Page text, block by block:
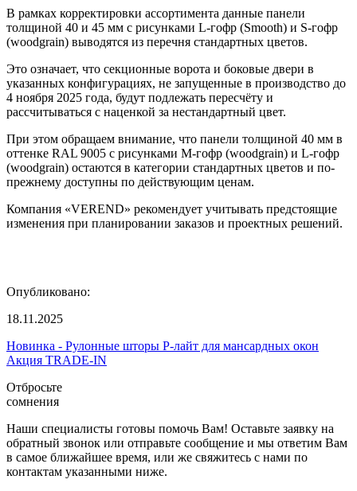
В рамках корректировки ассортимента данные панели
толщиной 40 и 45 мм с рисунками L-гофр (Smooth) и S-гофр
(woodgrain) выводятся из перечня стандартных цветов.
Это означает, что секционные ворота и боковые двери в
указанных конфигурациях, не запущенные в производство до
4 ноября 2025 года, будут подлежать пересчёту и
рассчитываться с наценкой за нестандартный цвет.
При этом обращаем внимание, что панели толщиной 40 мм в
оттенке RAL 9005 с рисунками M-гофр (woodgrain) и L-гофр
(woodgrain) остаются в категории стандартных цветов и по-
прежнему доступны по действующим ценам.
Компания «VEREND» рекомендует учитывать предстоящие
изменения при планировании заказов и проектных решений.
Опубликовано:
18.11.2025
Новинка - Рулонные шторы Р-лайт для мансардных окон
Акция TRADE-IN
Отбросьте
сомнения
Наши специалисты готовы помочь Вам! Оставьте заявку на
обратный звонок или отправьте сообщение и мы ответим Вам
в самое ближайшее время, или же свяжитесь с нами по
контактам указанными ниже.